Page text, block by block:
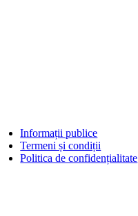
Informații publice
Termeni și condiții
Politica de confidențialitate